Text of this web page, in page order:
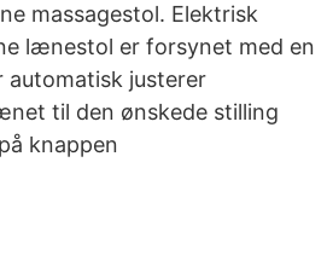
massagestol. Elektrisk
lænestol er forsynet med en
automatisk justerer
til den ønskede stilling
knappen